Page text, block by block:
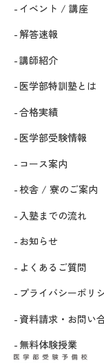
イベント / 講座
解答速報
講師紹介
医学部特訓塾とは
合格実績
医学部受験情報
コース案内
校舎 / 寮のご案内
入塾までの流れ
お知らせ
よくあるご質問
プライバシーポリ
資料請求・お問い
無料体験授業